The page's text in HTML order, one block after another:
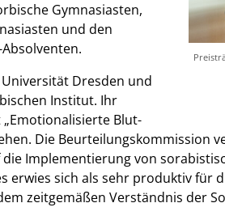
Gymnasiasten,
und den
Dresden und
Institut. Ihr
Blut-
Die Beurteilungskommission
Implementierung von
erwies sich als sehr produktiv für
zeitgemäßen Verständnis der